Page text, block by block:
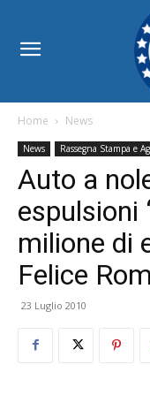
Home News
News Rassegna Stampa e
Auto a
espulsioni
milione di
Felice
23 Luglio 2010